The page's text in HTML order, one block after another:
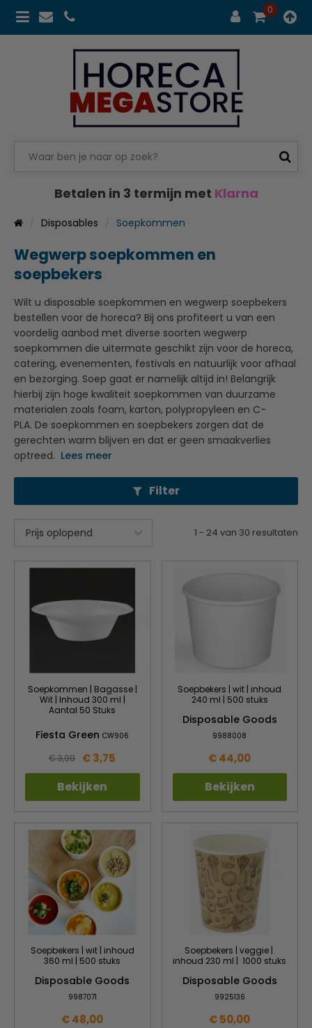
0
Betalen in 3 termijn met Klarna
Disposables Soepkommen
Wegwerp soepkommen en
soepbekers
Wilt u disposable soepkommen en wegwerp soepbekers
bestellen voor de horeca? Bij ons profiteert u van een
voordelig aanbod met diverse soorten wegwerp
soepkommen die uitermate geschikt zijn voor de horeca,
catering, evenementen, festivals en natuurlijk voor afhaal
en bezorging. Soep gaat er namelijk altijd in! Belangrijk
hierbij zijn hoge kwaliteit soepkommen van duurzame
materialen zoals foam, karton, polypropyleen en C-
PLA. De soepkommen en soepbekers zorgen dat de
gerechten warm blijven en dat er geen smaakverlies
optreed. Lees meer
Filter
1 - 24 van 30 resultaten
Soepkommen | Bagasse |
Wit | Inhoud 300 ml |
Aantal 50 Stuks
Fiesta GreenCW906
€ 3,99 € 3,75
Bekijken
Soepbekers | wit | inhoud
240 ml | 500 stuks
Disposable Goods
9988008
€ 44,00
Bekijken
Soepbekers | wit | inhoud
360 ml | 500 stuks
Disposable Goods
9987071
€ 48,00
Soepbekers | veggie |
inhoud 230 ml | 1000 stuks
Disposable Goods
9925136
€ 50,00